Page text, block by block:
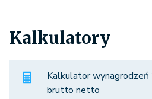
Kalkulatory
Kalkulator
brutto netto